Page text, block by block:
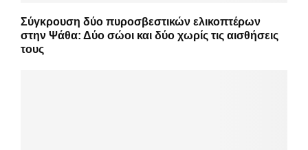
Σύγκρουση δύο πυροσβεστικών ελικοπτέρων
στην Ψάθα: Δύο σώοι και δύο χωρίς τις αισθήσεις
τους